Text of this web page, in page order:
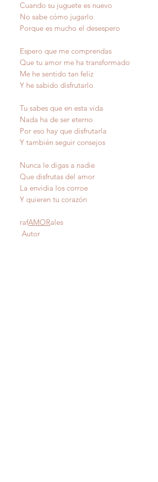
Cuando su juguete es nuevo
No sabe cómo jugarlo
Porque es mucho el desespero
Espero que me comprendas
Que tu amor me ha transformado
Me he sentido tan feliz
Y he sabido disfrutarlo
Tu sabes que en esta vida
Nada ha de ser eterno
Por eso hay que disfrutarla
Y también seguir consejos
Nunca le digas a nadie
Que disfrutas del amor
La envidia los corroe
Y quieren tu corazón
rafAMORales
Autor